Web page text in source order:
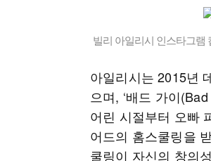
빌리 아일리시 인스타그램
아일리시는 2015년
으며, ‘배드 가이
어린 시절부터 오빠
어드의 홈스쿨링을
쿨링이 자신의 창의